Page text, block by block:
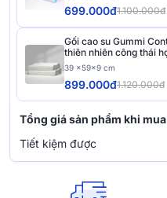
699.000đ1.100.000đ
Gối cao su Gummi
thiên nhiên công thái
39 x59x9 cm
899.000đ1.120.000đ
Tổng giá sản phẩm khi
Tiết kiệm được